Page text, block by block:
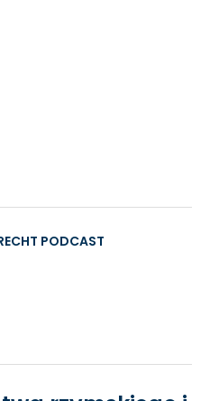
PODCAST